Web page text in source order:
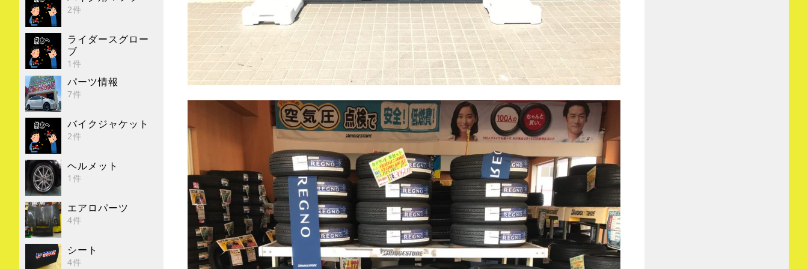
2件
ライダースグロー
ブ
1件
パーツ情報
7件
バイクジャケット
2件
ヘルメット
1件
エアロパーツ
4件
シート
4件